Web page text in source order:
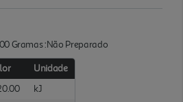
Gramas :Não Preparado
Unidade
kJ